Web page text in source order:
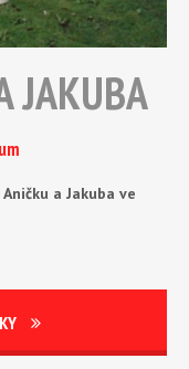
JAKUBA
a Jakuba ve